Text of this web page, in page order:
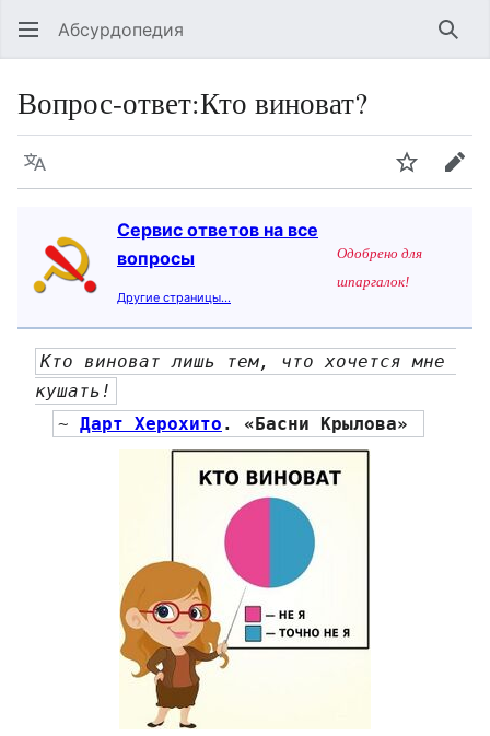
Абсурдопедия
Вопрос-ответ:Кто виноват?
Язык
Сервис ответов на все
вопросы
Другие страницы…
Одобрено для
шпаргалок!
Кто виноват лишь тем, что хочется мне
кушать!
~ Дарт Херохито . «Басни Крылова»